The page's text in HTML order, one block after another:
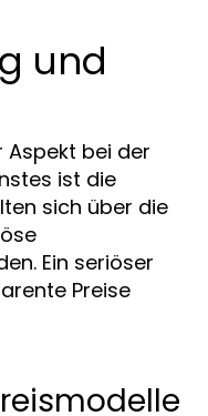
und
Aspekt bei der
ist die
sich über die
Ein seriöser
Preise